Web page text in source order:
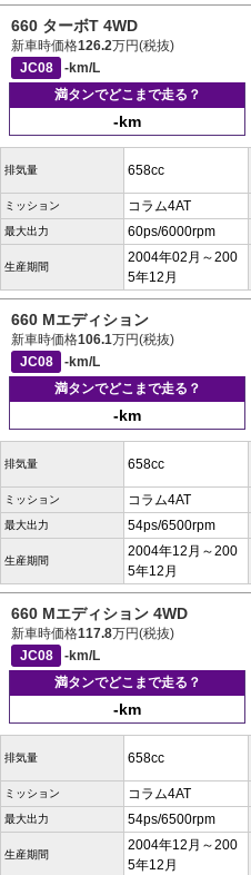
660 ターボT 4WD
新車時価格126.2万円(税抜)
JC08
-km/L
満タンでどこまで走る？
-km
排気量 658cc
ミッション コラム4AT
最大出力 60ps/6000rpm
生産期間
2004年02月～200
5年12月
660 Mエディション
新車時価格106.1万円(税抜)
JC08
-km/L
満タンでどこまで走る？
-km
排気量 658cc
ミッション コラム4AT
最大出力 54ps/6500rpm
生産期間
2004年12月～200
5年12月
660 Mエディション 4WD
新車時価格117.8万円(税抜)
JC08
-km/L
満タンでどこまで走る？
-km
排気量 658cc
ミッション コラム4AT
最大出力 54ps/6500rpm
生産期間
2004年12月～200
5年12月